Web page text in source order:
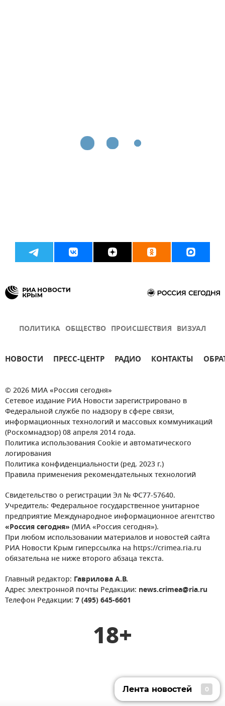
ПОЛИТИКА ОБЩЕСТВО ПРОИСШЕСТВИЯ ВИЗУАЛ
НОВОСТИ ПРЕСС-ЦЕНТР РАДИО КОНТАКТЫ
© 2026 МИА «Россия сегодня»
Сетевое издание РИА Новости зарегистрировано в
Федеральной службе по надзору в сфере связи,
информационных технологий и массовых коммуникаций
(Роскомнадзор) 08 апреля 2014 года.
Политика использования Cookie и автоматического
логирования
Политика конфиденциальности (ред. 2023 г.)
Правила применения рекомендательных технологий
Свидетельство о регистрации Эл № ФС77-57640.
Учредитель: Федеральное государственное унитарное
предприятие Международное информационное агентство
«Россия сегодня» (МИА «Россия сегодня»).
При любом использовании материалов и новостей сайта
РИА Новости Крым гиперссылка на https://crimea.ria.ru
обязательна не ниже второго абзаца текста.
Главный редактор: Гаврилова А.В.
Адрес электронной почты Редакции: news.crimea@ria.ru
Телефон Редакции: 7 (495) 645-6601
18+
Лента новостей 0
Лента новостей